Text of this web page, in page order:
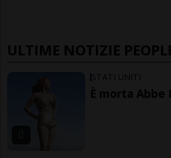
ULTIME NOTIZIE
STATI UNITI
È morta Abbe